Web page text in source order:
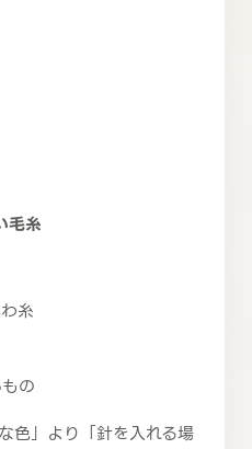
毛糸
糸
の
色」より「針を入れる場